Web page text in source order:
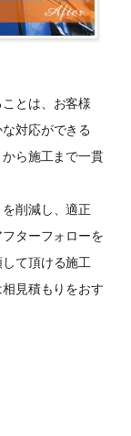
とは、お客様
対応ができる
ら施工まで一貫
削減し、適正
ターフォローを
て頂ける施工
見積もりをおす